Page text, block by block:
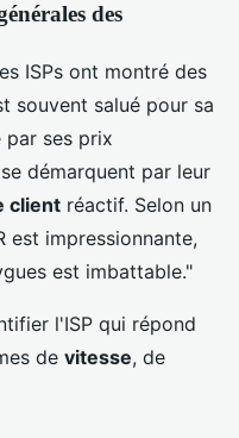
des
ISPs ont montré des
souvent salué pour sa
par ses prix
démarquent par leur
client réactif. Selon un
est impressionnante,
est imbattable."
l'ISP qui répond
de vitesse, de